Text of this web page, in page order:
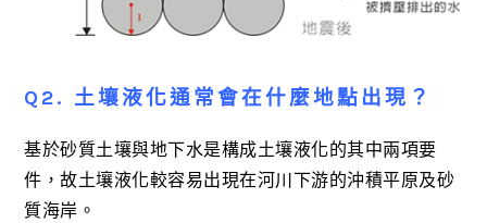
Q2. 土壤液化通常會在什麼地點出現？
基於砂質土壤與地下水是構成土壤液化的其中兩項要
件，故土壤液化較容易出現在河川下游的沖積平原及砂
質海岸。